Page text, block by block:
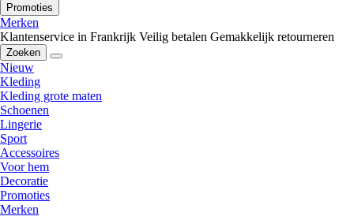
Promoties
Merken
Klantenservice in Frankrijk Veilig betalen Gemakkelijk retourneren
Zoeken
Nieuw
Kleding
Kleding grote maten
Schoenen
Lingerie
Sport
Accessoires
Voor hem
Decoratie
Promoties
Merken